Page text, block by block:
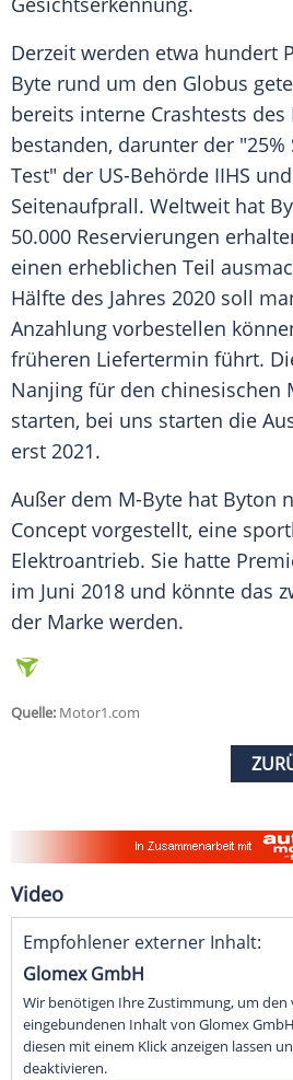
Derzeit werden etwa hundert
Byte rund um den Globus
bereits interne Crashtests des
bestanden, darunter der "25%
Test" der US-Behörde IIHS
Seitenaufprall. Weltweit hat
50.000 Reservierungen
einen erheblichen Teil
Hälfte des Jahres 2020 soll
Anzahlung vorbestellen
früheren Liefertermin führt.
Nanjing für den chinesischen
starten, bei uns starten die
erst 2021.
Außer dem M-Byte hat Byton
Concept vorgestellt, eine
Elektroantrieb. Sie hatte
im Juni 2018 und könnte das
der Marke werden.
Quelle: Motor1.com
Video
Empfohlener externer Inhalt:
Glomex GmbH
Wir benötigen Ihre Zustimmung, um den
eingebundenen Inhalt von Glomex
diesen mit einem Klick anzeigen lassen
deaktivieren.